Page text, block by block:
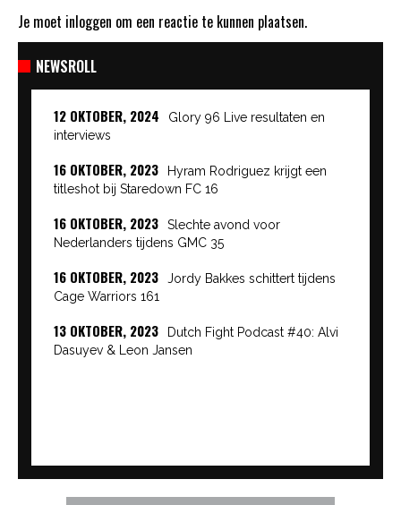
Je moet inloggen om een reactie te kunnen plaatsen.
NEWSROLL
12 OKTOBER, 2024
Glory 96 Live resultaten en
interviews
16 OKTOBER, 2023
Hyram Rodriguez krijgt een
titleshot bij Staredown FC 16
16 OKTOBER, 2023
Slechte avond voor
Nederlanders tijdens GMC 35
16 OKTOBER, 2023
Jordy Bakkes schittert tijdens
Cage Warriors 161
13 OKTOBER, 2023
Dutch Fight Podcast #40: Alvi
Dasuyev & Leon Jansen